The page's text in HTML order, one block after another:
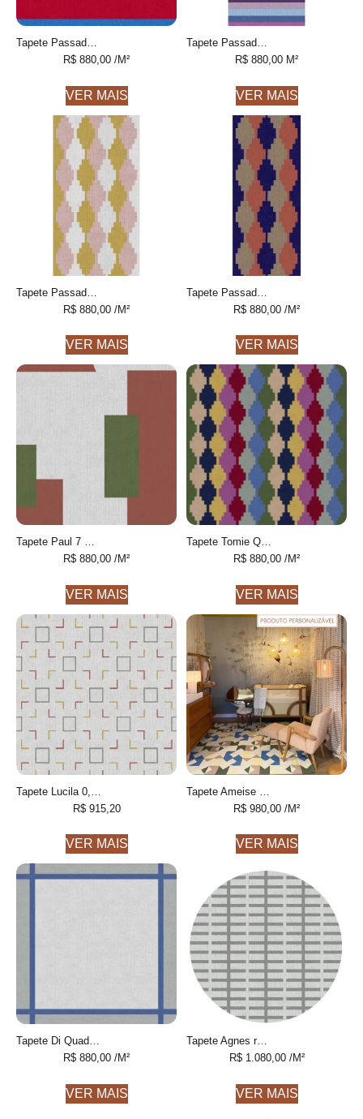
Tapete Passadeira Lasar 1 LISTRADO FEITO À MÃO, 100% ALGODÃO RECICLADO
R$ 880,00 /M²
VER MAIS
Tapete Passadeira Marlene 1 geométrico feito à mão, 100% algodão reciclado
R$ 880,00 M²
VER MAIS
R$ 880,00 /M²
VER MAIS
R$ 880,00 /M²
VER MAIS
Tapete Paul 7 Geométrico feito à mão, 100% algodão reciclado
R$ 880,00 /M²
VER MAIS
Tapete Tomie Quadrado Geométrico feito à mão, 100% algodão reciclado
R$ 880,00 /M²
VER MAIS
R$915,20
VER MAIS
R$ 980,00 /M²
VER MAIS
Tapete Di Quadrado desenhado feito à mão, 100% algodão reciclado
R$ 880,00 /M²
VER MAIS
Tapete Agnes redondo 1 geométrico feito à mão, 100% algodão reciclado
R$1.080,00/M²
VER MAIS